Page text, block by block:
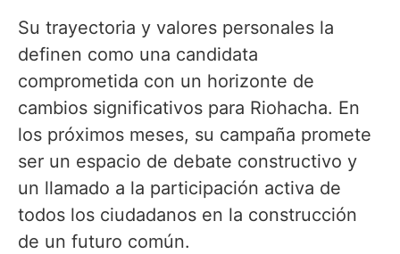
Su trayectoria y valores personales la
definen como una candidata
comprometida con un horizonte de
cambios significativos para Riohacha. En
los próximos meses, su campaña promete
ser un espacio de debate constructivo y
un llamado a la participación activa de
todos los ciudadanos en la construcción
de un futuro común.